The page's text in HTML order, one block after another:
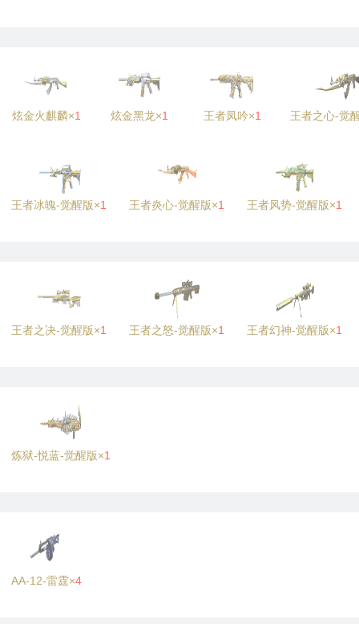
炫金火麒麟×1 炫金黑龙×1 王者凤吟×1 王者之心-觉
王者冰魄-觉醒版×1 王者炎心-觉醒版×1 王者风势-觉醒版×1
王者之决-觉醒版×1 王者之怒-觉醒版×1 王者幻神-觉醒版×1
炼狱-悦蓝-觉醒版×1
AA-12-雷霆×4